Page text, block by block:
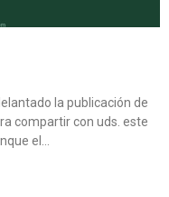
la publicación de
compartir con uds. este
el…